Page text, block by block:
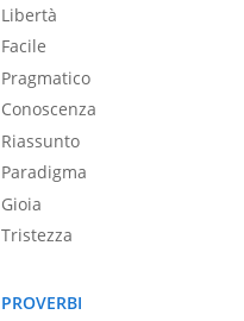
Libertà
Facile
Pragmatico
Conoscenza
Riassunto
Paradigma
Gioia
Tristezza
PROVERBI